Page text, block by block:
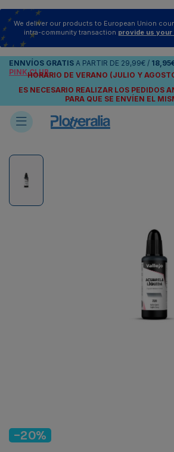
We deliver our products to European Union
intra-community transaction provide us your
ENNVÍOS GRATIS A PARTIR DE 29,99€ /
PINK CLUB
HORARIO DE VERANO (JULIO Y
ES NECESARIO REALIZAR LOS PEDIDOS
PARA QUE SE ENVÍEN EL
-20%